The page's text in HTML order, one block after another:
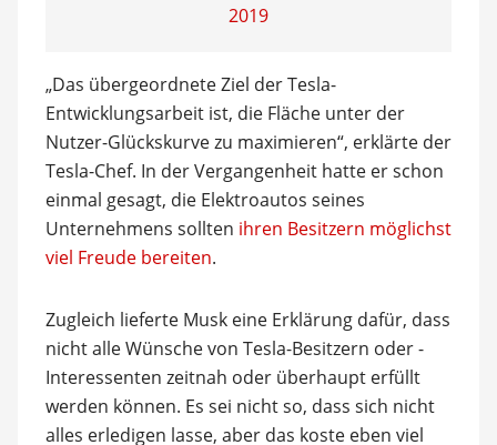
2019
„Das übergeordnete Ziel der Tesla-
Entwicklungsarbeit ist, die Fläche unter der
Nutzer-Glückskurve zu maximieren“, erklärte der
Tesla-Chef. In der Vergangenheit hatte er schon
einmal gesagt, die Elektroautos seines
Unternehmens sollten ihren Besitzern möglichst
viel Freude bereiten.
Zugleich lieferte Musk eine Erklärung dafür, dass
nicht alle Wünsche von Tesla-Besitzern oder -
Interessenten zeitnah oder überhaupt erfüllt
werden können. Es sei nicht so, dass sich nicht
alles erledigen lasse, aber das koste eben viel